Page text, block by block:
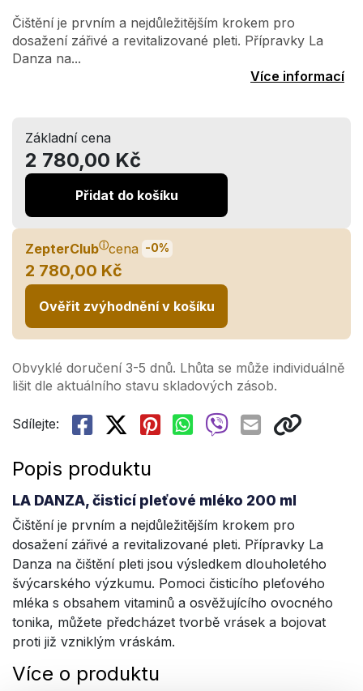
Čištění je prvním a nejdůležitějším krokem pro
dosažení zářivé a revitalizované pleti. Přípravky La
Danza na...
Více informací
Základní cena
2 780,00 Kč
Přidat do košíku
ZepterClubⓘcena -0%
2 780,00 Kč
Ověřit zvýhodnění v košíku
Obvyklé doručení 3-5 dnů. Lhůta se může individuálně
lišit dle aktuálního stavu skladových zásob.
Sdílejte:
Popis produktu
LA DANZA, čisticí pleťové mléko 200 ml
Čištění je prvním a nejdůležitějším krokem pro
dosažení zářivé a revitalizované pleti. Přípravky La
Danza na čištění pleti jsou výsledkem dlouholetého
švýcarského výzkumu. Pomoci čisticího pleťového
mléka s obsahem vitaminů a osvěžujícího ovocného
tonika, můžete předcházet tvorbě vrásek a bojovat
proti již vzniklým vráskám.
Více o produktu